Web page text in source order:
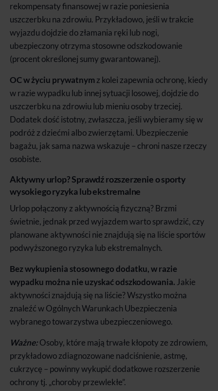
rekompensaty finansowej w razie poniesienia
uszczerbku na zdrowiu. Przykładowo, jeśli w trakcie
wyjazdu dojdzie do złamania ręki lub nogi,
ubezpieczony otrzyma stosowne odszkodowanie
(procent określonej sumy gwarantowanej).
OC w życiu prywatnym z kolei zapewnia ochronę, kiedy
w razie wypadku lub innej sytuacji losowej, dojdzie do
uszczerbku na zdrowiu lub mieniu osoby trzeciej.
Dodatek dość istotny, zwłaszcza, jeśli wybieramy się w
podróż z dziećmi albo zwierzętami. Ubezpieczenie
bagażu, jak sama nazwa wskazuje – chroni nasze rzeczy
osobiste.
Aktywny urlop? Sprawdź rozszerzenie o sporty
wysokiego ryzyka lub ekstremalne
Urlop połączony z aktywnością fizyczną? Brzmi
świetnie, jednak przed wyjazdem warto sprawdzić, czy
planowane aktywności nie znajdują się na liście sportów
podwyższonego ryzyka lub ekstremalnych.
Bez wykupienia stosownego dodatku, w razie
wypadku można nie uzyskać odszkodowania. Jakie
aktywności znajdują się na liście? Wszystko można
znaleźć w Ogólnych Warunkach Ubezpieczenia
wybranego towarzystwa ubezpieczeniowego.
Ważne:Osoby, które mają trwałe kłopoty ze zdrowiem,
przykładowo zdiagnozowane nadciśnienie, astmę,
cukrzycę – powinny wykupić dodatkowe rozszerzenie
ochrony tj. „choroby przewlekłe”.